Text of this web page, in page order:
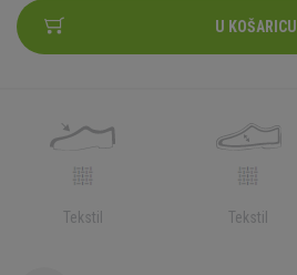
U KOŠARICU
Tekstil Tekstil